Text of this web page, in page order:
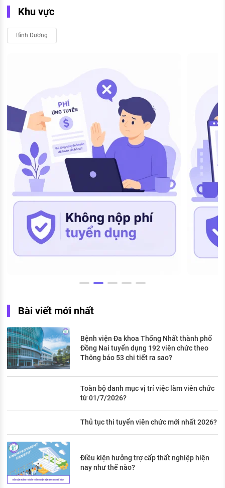
Khu vực
Bình Dương
Bài viết mới nhất
Bệnh viện Đa khoa Thống Nhất thành phố
Đồng Nai tuyển dụng 192 viên chức theo
Thông báo 53 chi tiết ra sao?
Toàn bộ danh mục vị trí việc làm viên chức
từ 01/7/2026?
Thủ tục thi tuyển viên chức mới nhất 2026?
Điều kiện hưởng trợ cấp thất nghiệp hiện
nay như thế nào?